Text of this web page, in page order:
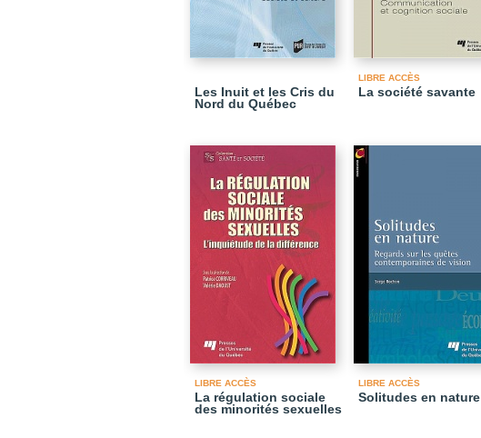
Les Inuit et les Cris du
Nord du Québec
LIBRE ACCÈS
La société savante
LIBRE ACCÈS
La régulation sociale
des minorités sexuelles
LIBRE ACCÈS
Solitudes en nature